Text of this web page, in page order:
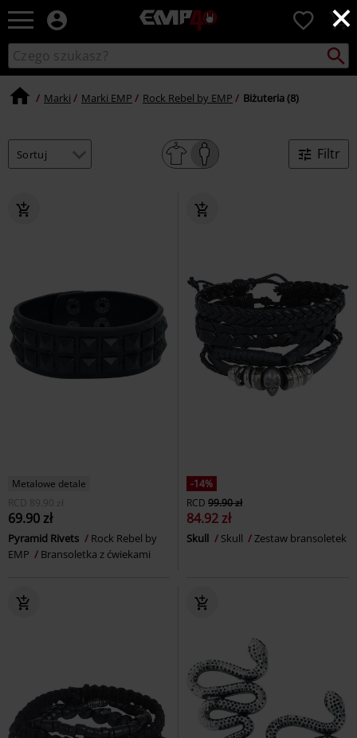
×
EMP
Merch
Fanów:
Muzyki,
i
Gier
Alternatywna.
0
Wyszukaj
katalog
Szukaj
Marki Marki EMP Rock Rebel by EMP Biżuteria (8)
Filtr
Metalowe detale
RCD 89.90 zł
69.90 zł
Pyramid Rivets
Rock Rebel by
EMP
Bransoletka z ćwiekami
-14%
RCD 99.90 zł
84.92 zł
Skull Skull Zestaw bransoletek